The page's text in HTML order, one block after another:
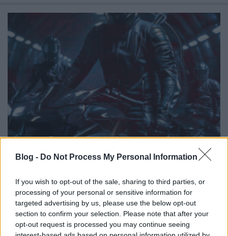
Blog - Do Not Process My Personal Information
If you wish to opt-out of the sale, sharing to third parties, or
processing of your personal or sensitive information for
targeted advertising by us, please use the below opt-out
section to confirm your selection. Please note that after your
opt-out request is processed you may continue seeing
Arc/vonal (2026)
Az Árpád-házi kalandok folytatódnak
FilmBaráth •2026. június 22.